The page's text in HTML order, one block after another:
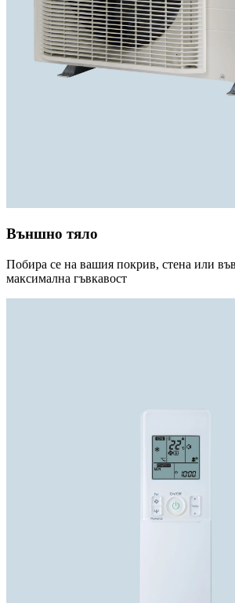
Външно тяло
Побира се на вашия покрив, стена или
максимална гъвкавост